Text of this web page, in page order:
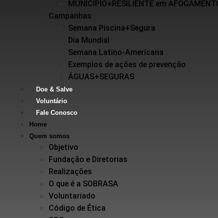
MUNICÍPIO+RESILIENTE em
Campanhas
Semana Piscina+Segura
Dia Mundial
Semana Latino-Americana
Exemplos de ações de prevenção
ÁGUAS+SEGURAS
Doe & Salve
Voluntário
Fale Conosco
Home
Quem somos
Objetivo
Fundação e Diretorias
Realizações
O que é a SOBRASA
Voluntariado
Código de Ética